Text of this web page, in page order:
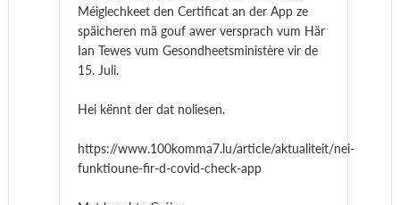
Méiglechkeet den Certificat an der App ze
späicheren mä gouf awer versprach vum Här
Ian Tewes vum Gesondheetsministère vir de
15. Juli.
Hei kënnt der dat noliesen.
https://www.100komma7.lu/article/aktualiteit/nei-
funktioune-fir-d-covid-check-app